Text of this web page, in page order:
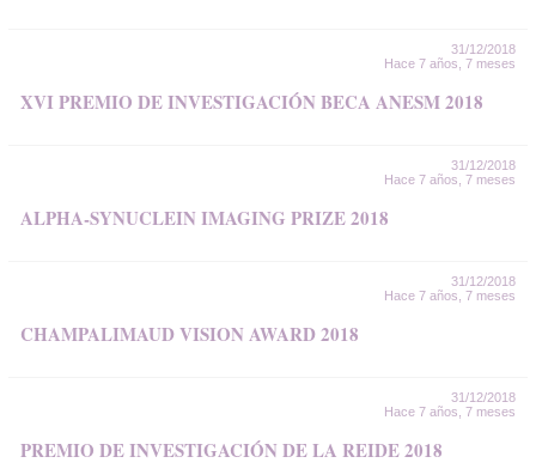
31/12/2018
Hace 7 años, 7 meses
XVI PREMIO DE INVESTIGACIÓN BECA ANESM 2018
31/12/2018
Hace 7 años, 7 meses
ALPHA-SYNUCLEIN IMAGING PRIZE 2018
31/12/2018
Hace 7 años, 7 meses
CHAMPALIMAUD VISION AWARD 2018
31/12/2018
Hace 7 años, 7 meses
PREMIO DE INVESTIGACIÓN DE LA REIDE 2018